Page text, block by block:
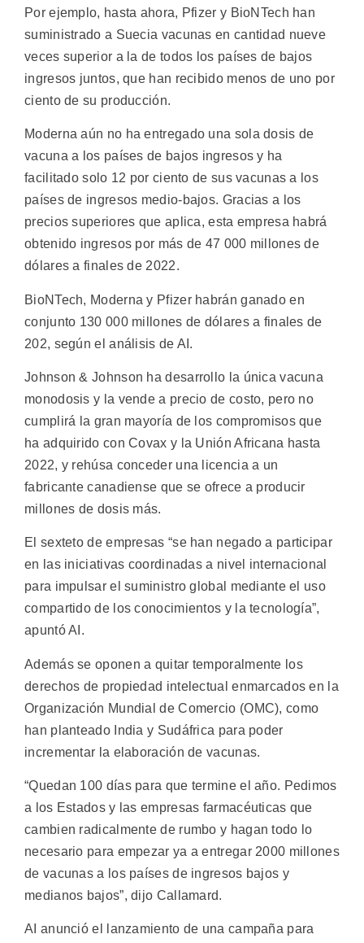
Por ejemplo, hasta ahora, Pfizer y BioNTech han
suministrado a Suecia vacunas en cantidad nueve
veces superior a la de todos los países de bajos
ingresos juntos, que han recibido menos de uno por
ciento de su producción.
Moderna aún no ha entregado una sola dosis de
vacuna a los países de bajos ingresos y ha
facilitado solo 12 por ciento de sus vacunas a los
países de ingresos medio-bajos. Gracias a los
precios superiores que aplica, esta empresa habrá
obtenido ingresos por más de 47 000 millones de
dólares a finales de 2022.
BioNTech, Moderna y Pfizer habrán ganado en
conjunto 130 000 millones de dólares a finales de
202, según el análisis de AI.
Johnson & Johnson ha desarrollo la única vacuna
monodosis y la vende a precio de costo, pero no
cumplirá la gran mayoría de los compromisos que
ha adquirido con Covax y la Unión Africana hasta
2022, y rehúsa conceder una licencia a un
fabricante canadiense que se ofrece a producir
millones de dosis más.
El sexteto de empresas “se han negado a participar
en las iniciativas coordinadas a nivel internacional
para impulsar el suministro global mediante el uso
compartido de los conocimientos y la tecnología”,
apuntó AI.
Además se oponen a quitar temporalmente los
derechos de propiedad intelectual enmarcados en la
Organización Mundial de Comercio (OMC), como
han planteado India y Sudáfrica para poder
incrementar la elaboración de vacunas.
“Quedan 100 días para que termine el año. Pedimos
a los Estados y las empresas farmacéuticas que
cambien radicalmente de rumbo y hagan todo lo
necesario para empezar ya a entregar 2000 millones
de vacunas a los países de ingresos bajos y
medianos bajos”, dijo Callamard.
AI anunció el lanzamiento de una campaña para